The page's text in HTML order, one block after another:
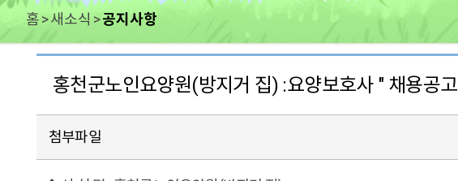
홈 새소식 공지사항
홍천군노인요양원(방지거 집) :요양보호사 " 채용공고
첨부파일